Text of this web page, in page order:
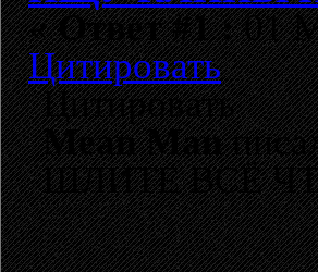
«Ответ #1 :01
Цитировать
Цитировать
Mean Man
ШЛИТЕ ВСЁ